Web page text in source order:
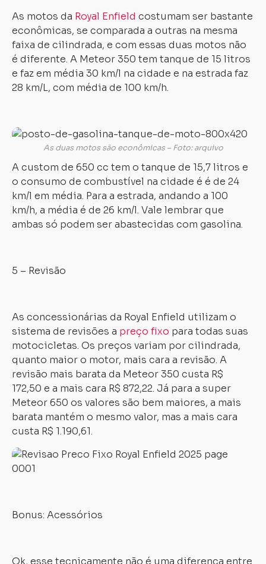
As motos da Royal Enfield costumam ser bastante
econômicas, se comparada a outras na mesma
faixa de cilindrada, e com essas duas motos não
é diferente. A Meteor 350 tem tanque de 15 litros
e faz em média 30 km/l na cidade e na estrada faz
28 km/L, com média de 100 km/h.
As duas motos são econômicas – Foto: arquivo
A custom de 650 cc tem o tanque de 15,7 litros e
o consumo de combustível na cidade é é de 24
km/l em média. Para a estrada, andando a 100
km/h, a média é de 26 km/l. Vale lembrar que
ambas só podem ser abastecidas com gasolina.
5 – Revisão
As concessionárias da Royal Enfield utilizam o
sistema de revisões a preço fixo para todas suas
motocicletas. Os preços variam por cilindrada,
quanto maior o motor, mais cara a revisão. A
revisão mais barata da Meteor 350 custa R$
172,50 e a mais cara R$ 872,22. Já para a super
Meteor 650 os valores são bem maiores, a mais
barata mantém o mesmo valor, mas a mais cara
custa R$ 1.190,61.
Bonus: Acessórios
Ok, esse tecnicamente não é uma diferença entre